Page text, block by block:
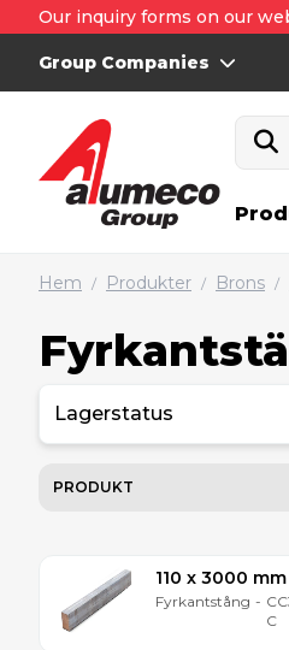
Our inquiry forms on our
Group Companies
Hem / Produkter / Brons /
Lagerstatus
PRODUKT
110 x 3000 mm
Fyrkantstång -
C